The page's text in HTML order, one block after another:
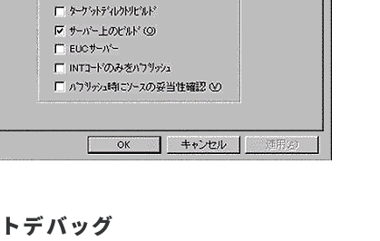
デバッグ